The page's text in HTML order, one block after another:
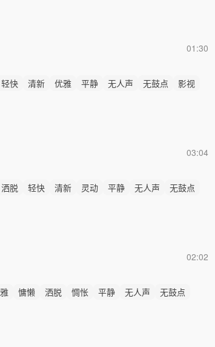
01:30
轻快 清新 优雅 平静 无人声 无鼓点
影视
03:04
洒脱 轻快 清新 灵动 平静 无人声
无鼓点
02:02
慵懒 洒脱 惆怅 平静 无人声
无鼓点